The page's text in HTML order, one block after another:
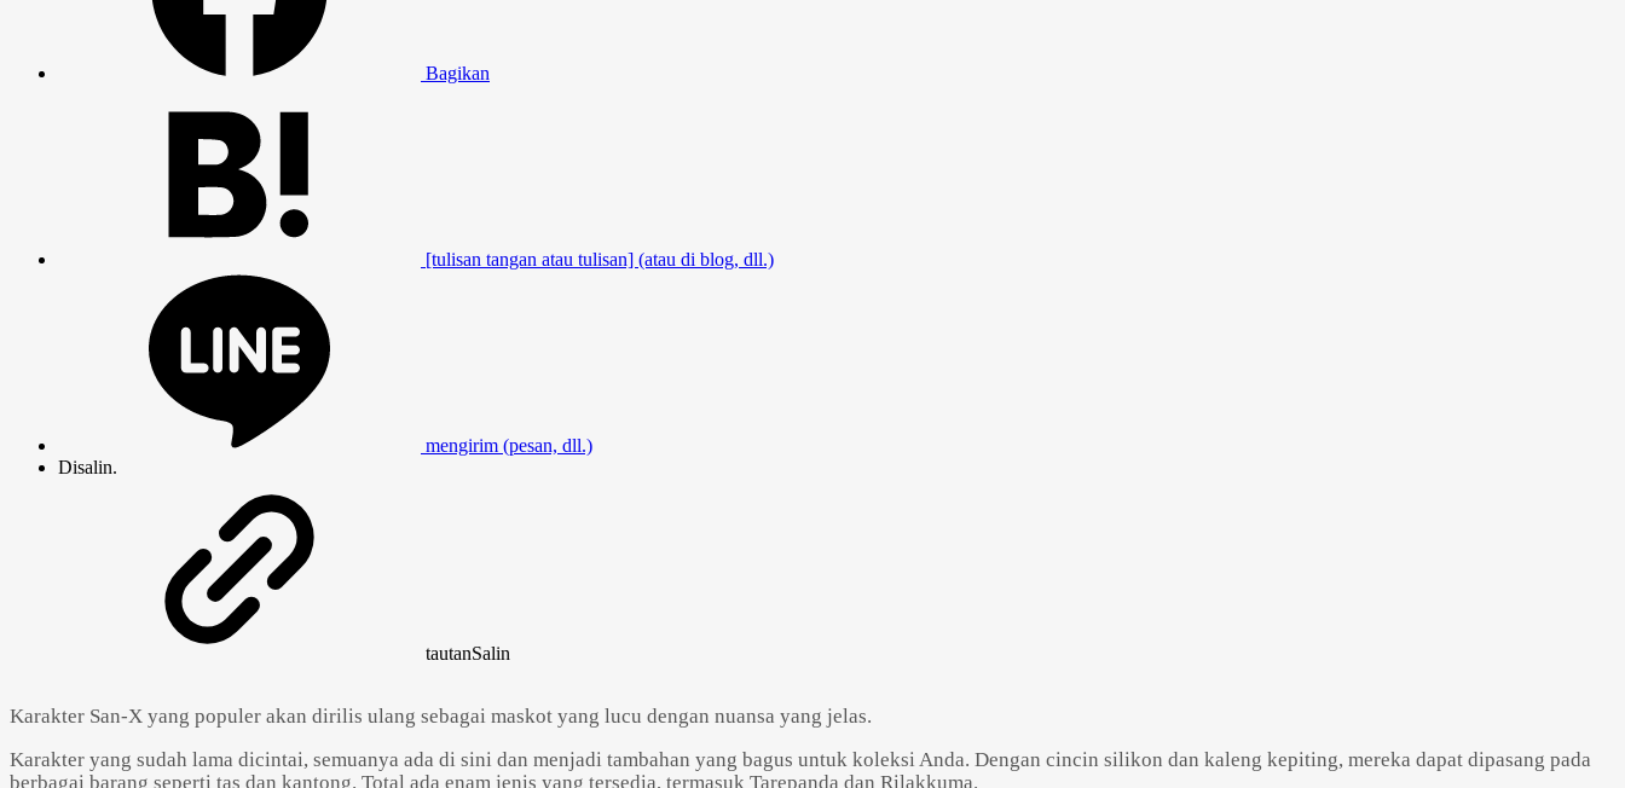
Bagikan
[tulisan tangan atau tulisan] (atau di blog, dll.)
mengirim (pesan, dll.)
Disalin.
tautanSalin
Karakter San-X yang populer akan dirilis ulang sebagai maskot yang lucu dengan nuansa yang jelas.
Karakter yang sudah lama dicintai, semuanya ada di sini dan menjadi tambahan yang bagus untuk koleksi Anda. Dengan cincin silikon dan kaleng kepiting, mereka dapat dipasang pada
berbagai barang seperti tas dan kantong. Total ada enam jenis yang tersedia, termasuk Tarepanda dan Rilakkuma.